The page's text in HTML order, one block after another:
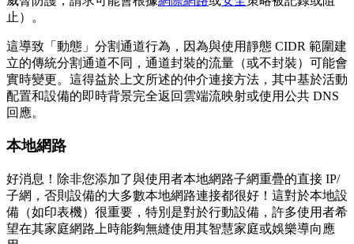
止）。
這導致「動態」分割通道行為，因為與使用靜態 CIDR 範圍建
立的傳統分割通道不同，通道封裝的流量（或不封裝）可能會
實時變更。這得益於上文所述的仲介連接方法，其中基於活動
配置和設備的即時背景完全返回雲端流映射或使用公共 DNS
回應。
本地網路
好消息！除非您添加了與使用者本地網路子網重疊的直接 IP/
子網，否則設備的大多數本地網路連接都很好！這對於本地設
備（如印表機）很重要，特別是對於行動設備，許多使用者希
望在其家庭網路上時能夠無縫使用其智慧家庭或娛樂導向應